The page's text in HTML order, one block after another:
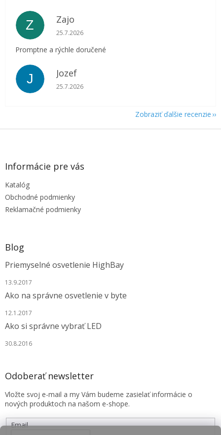
Z Zajo
Hodnotenie obchodu je 5 z 5 hviezdičiek.
25.7.2026
Promptne a rýchle doručené
J Jozef
Hodnotenie obchodu je 5 z 5 hviezdičiek.
25.7.2026
Zobraziť ďalšie recenzie
Z
Informácie pre vás
Katalóg
Obchodné podmienky
Reklamačné podmienky
Blog
Priemyselné osvetlenie HighBay
13.9.2017
Ako na správne osvetlenie v byte
12.1.2017
Ako si správne vybrať LED
30.8.2016
Odoberať newsletter
Vložte svoj e-mail a my Vám budeme zasielať informácie o
nových produktoch na našom e-shope.
Email